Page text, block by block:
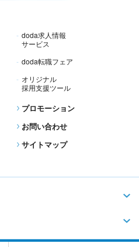
doda求人情報
サービス
doda転職フェア
オリジナル
採用支援ツール
プロモーション
お問い合わせ
サイトマップ